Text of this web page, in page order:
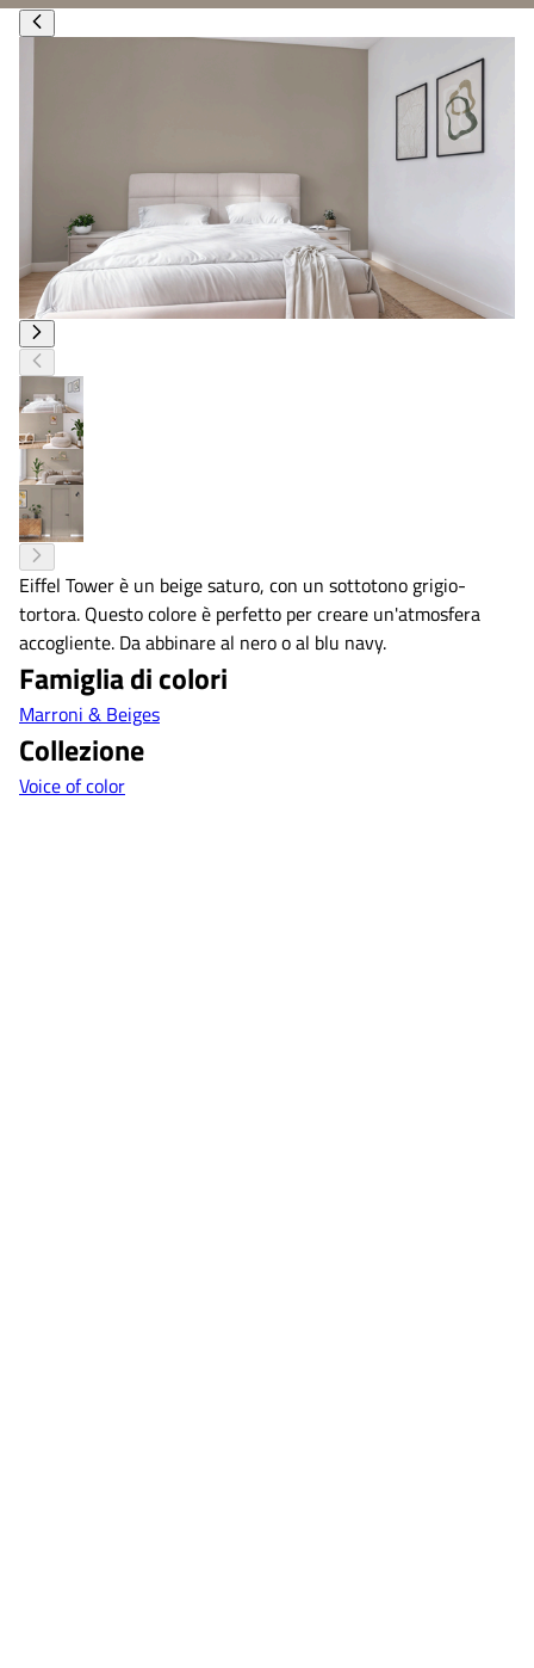
Eiffel Tower è un beige saturo, con un sottotono grigio-
tortora. Questo colore è perfetto per creare un'atmosfera
accogliente. Da abbinare al nero o al blu navy.
Famiglia di colori
Marroni & Beiges
Collezione
Voice of color